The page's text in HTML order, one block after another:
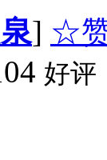
] ☆
好评